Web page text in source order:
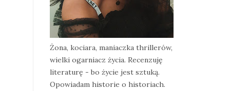
Żona, kociara, maniaczka thrillerów,
wielki ogarniacz życia. Recenzuję
literaturę - bo życie jest sztuką.
Opowiadam historie o historiach.